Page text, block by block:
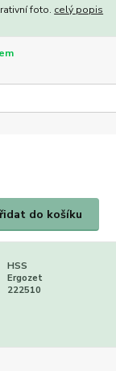
foto. celý popis
do košíku
HSS
Ergozet
222510